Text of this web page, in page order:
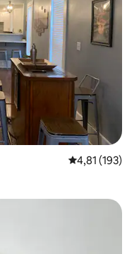
Gemiddelde
4,81 (193)